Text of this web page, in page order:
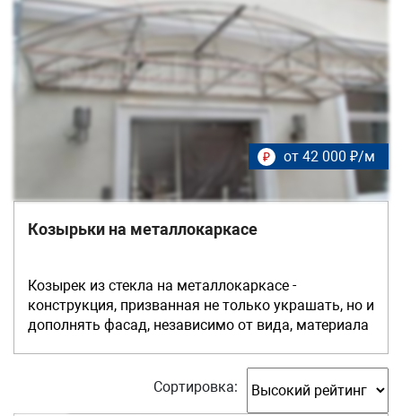
₽ от 42 000 ₽/м
Козырьки на металлокаркасе
Козырек из стекла на металлокаркасе -
конструкция, призванная не только украшать, но и
дополнять фасад, независимо от вида, материала
конструкции – это защита от непогоды. Он
спасает от ветра, снега и дождя, поэтому к выбору
стеклянного козырька на каркасе необходимо
Сортировка: